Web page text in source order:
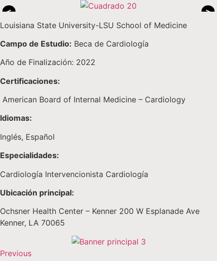
<
>
Louisiana State University-LSU School of Medicine
Campo de Estudio: Beca de Cardiología
Año de Finalización: 2022
Certificaciones:
American Board of Internal Medicine – Cardiology
Idiomas:
Inglés, Español
Especialidades:
Cardiología Intervencionista Cardiología
Ubicación principal:
Ochsner Health Center – Kenner 200 W Esplanade Ave
Kenner, LA 70065
Previous